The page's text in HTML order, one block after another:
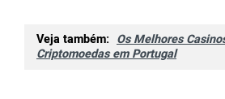
Veja também: Os Melhores
Criptomoedas em Portugal